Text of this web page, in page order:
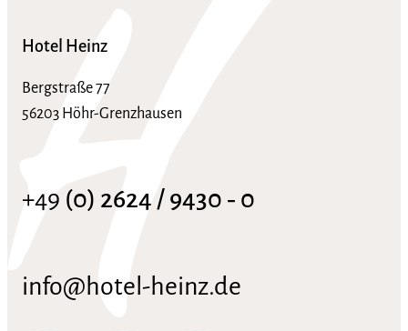
Hotel Heinz
Bergstraße 77
56203 Höhr-Grenzhausen
+49 (0) 2624 / 9430 ‑ 0
info@hotel-heinz.de